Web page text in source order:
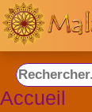
Accueil